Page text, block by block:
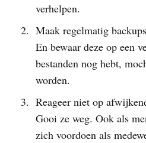
verhelpen.
Maak regelmatig backups
En bewaar deze op een
bestanden nog hebt,
worden.
Reageer niet op
Gooi ze weg. Ook als
zich voordoen als